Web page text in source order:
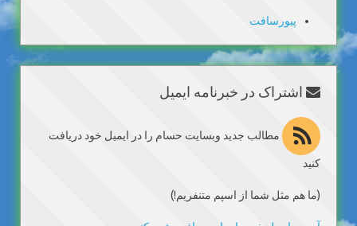
پیورسافت
اشتراک در خبرنامه ایمیل
مطالب جدید وبسایت حسام را در ایمیل خود دریافت
کنید
(ما هم مثل شما از اسپم متنفریم!)